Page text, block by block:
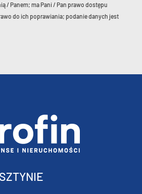
/ Panem; ma Pani / Pan prawo dostępu
do ich poprawiania; podanie danych jest